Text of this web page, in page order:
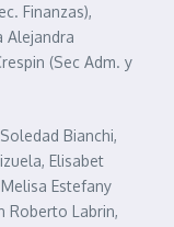
Finanzas),
Alejandra
(Sec Adm. y
Bianchi,
Elisabet
Estefany
Roberto Labrin,